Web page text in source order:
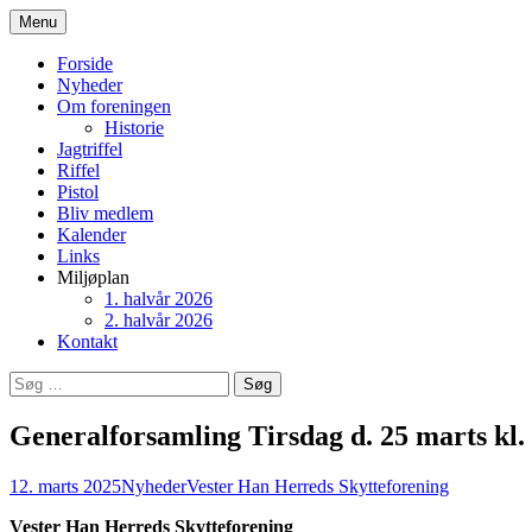
Hop
til
indhold
Vester Han Herreds
Menu
Forside
Nyheder
Om foreningen
Historie
Jagtriffel
Riffel
Pistol
Bliv medlem
Kalender
Links
Miljøplan
1. halvår 2026
2. halvår 2026
Kontakt
Søg
efter:
Generalforsamling Tirsdag d. 25 marts kl.
12. marts 2025NyhederVester Han Herreds Skytteforening
Vester Han Herreds Skytteforening